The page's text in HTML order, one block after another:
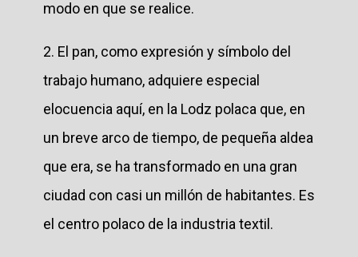
modo en que se realice.
2. El pan, como expresión y símbolo del
trabajo humano, adquiere especial
elocuencia aquí, en la Lodz polaca que, en
un breve arco de tiempo, de pequeña aldea
que era, se ha transformado en una gran
ciudad con casi un millón de habitantes. Es
el centro polaco de la industria textil.